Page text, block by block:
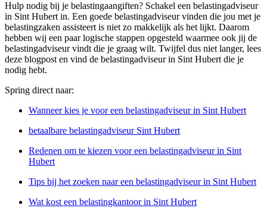
Hulp nodig bij je belastingaangiften? Schakel een belastingadviseur
in Sint Hubert in. Een goede belastingadviseur vinden die jou met je
belastingzaken assisteert is niet zo makkelijk als het lijkt. Daarom
hebben wij een paar logische stappen opgesteld waarmee ook jij de
belastingadviseur vindt die je graag wilt. Twijfel dus niet langer, lees
deze blogpost en vind de belastingadviseur in Sint Hubert die je
nodig hebt.
Spring direct naar:
Wanneer kies je voor een belastingadviseur in Sint Hubert
betaalbare belastingadviseur Sint Hubert
Redenen om te kiezen voor een belastingadviseur in Sint
Hubert
Tips bij het zoeken naar een belastingadviseur in Sint Hubert
Wat kost een belastingkantoor in Sint Hubert